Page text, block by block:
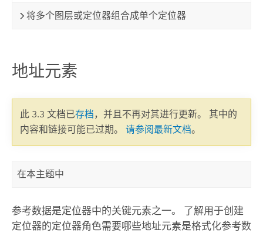
将多个图层或定位器组合成单个定位器
地址元素
此 3.3 文档已存档，并且不再对其进行更新。 其中的
内容和链接可能已过期。 请参阅最新文档。
在本主题中
参考数据是定位器中的关键元素之一。 了解用于创建
定位器的定位器角色需要哪些地址元素是格式化参考数